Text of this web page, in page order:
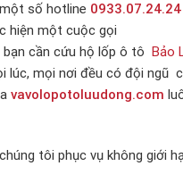
số hotline 0933.07.24.24
một cuộc gọi
cần cứu hộ lốp ô tô
Bảo
lúc, mọi nơi đều có đội ngũ
vavolopotoluudong.com
tôi phục vụ không giới